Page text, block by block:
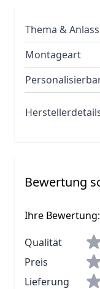
Thema & Anlass
Montageart
Bewertung
Ihre Bewertung:
Qualität
Preis
Lieferung